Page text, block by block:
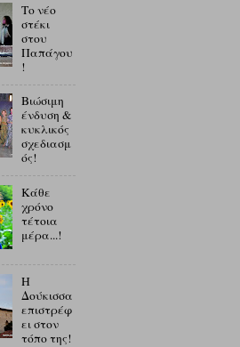
Το νέο
στέκι
στου
Παπάγου
!
Βιώσιμη
ένδυση &
κυκλικός
σχεδιασμ
ός!
Κάθε
χρόνο
τέτοια
μέρα...!
Η
Δούκισσα
επιστρέφ
ει στον
τόπο της!